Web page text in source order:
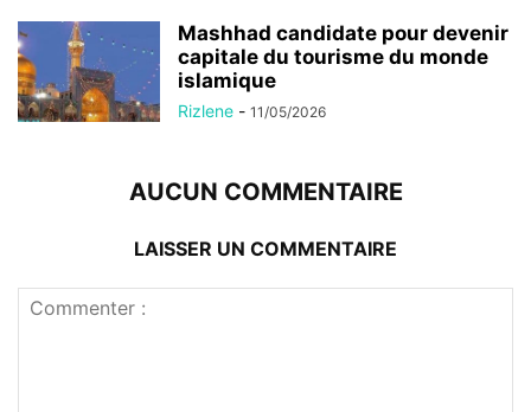
Mashhad candidate pour devenir
capitale du tourisme du monde
islamique
Rizlene - 11/05/2026
AUCUN COMMENTAIRE
LAISSER UN COMMENTAIRE